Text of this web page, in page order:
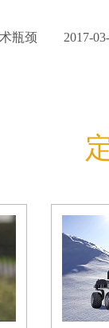
瓶颈 2017-